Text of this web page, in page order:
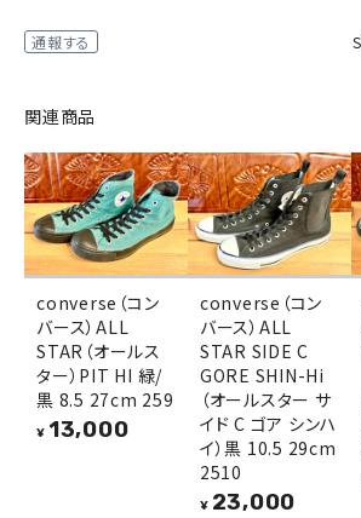
通報する
関連商品
converse（コン
バース）ALL
STAR（オールス
ター）PIT HI 緑/
黒 8.5 27cm 259
¥ 13,000
converse（コン
バース）ALL
STAR SIDE C
GORE SHIN-Hi
（オールスター サ
イド C ゴア シンハ
イ）黒 10.5 29cm
2510
¥ 23,000